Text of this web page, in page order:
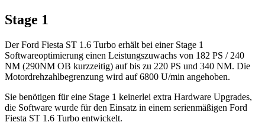
Stage 1
Der Ford Fiesta ST 1.6 Turbo erhält bei einer Stage 1
Softwareoptimierung einen Leistungszuwachs von 182 PS / 240
NM (290NM OB kurzzeitig) auf bis zu 220 PS und 340 NM. Die
Motordrehzahlbegrenzung wird auf 6800 U/min angehoben.
Sie benötigen für eine Stage 1 keinerlei extra Hardware Upgrades,
die Software wurde für den Einsatz in einem serienmäßigen Ford
Fiesta ST 1.6 Turbo entwickelt.